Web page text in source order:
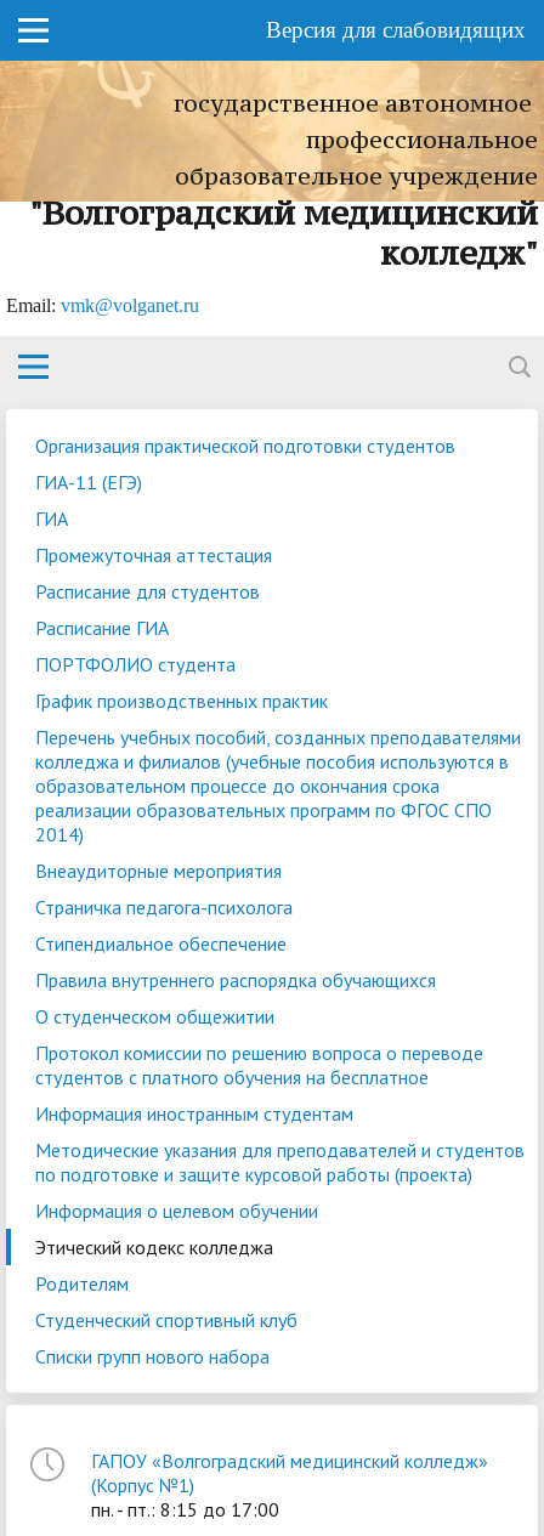
Версия для слабовидящих
государственное автономное
профессиональное
образовательное учреждение
"Волгоградский медицинский
колледж"
Еmail: vmk@volganet.ru
Организация практической подготовки студентов
ГИА-11 (ЕГЭ)
ГИА
Промежуточная аттестация
Расписание для студентов
Расписание ГИА
ПОРТФОЛИО студента
График производственных практик
Перечень учебных пособий, созданных преподавателями
колледжа и филиалов (учебные пособия используются в
образовательном процессе до окончания срока
реализации образовательных программ по ФГОС СПО
2014)
Внеаудиторные мероприятия
Страничка педагога-психолога
Стипендиальное обеспечение
Правила внутреннего распорядка обучающихся
О студенческом общежитии
Протокол комиссии по решению вопроса о переводе
студентов с платного обучения на бесплатное
Информация иностранным студентам
Методические указания для преподавателей и студентов
по подготовке и защите курсовой работы (проекта)
Информация о целевом обучении
Этический кодекс колледжа
Родителям
Студенческий спортивный клуб
Списки групп нового набора
ГАПОУ «Волгоградский медицинский колледж»
(Корпус №1)
пн. - пт.: 8:15 до 17:00